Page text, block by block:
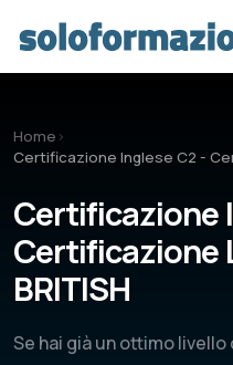
Home ›
Certificazione Inglese C2 -
Certificazione
Certificazione
BRITISH
Se hai già un ottimo